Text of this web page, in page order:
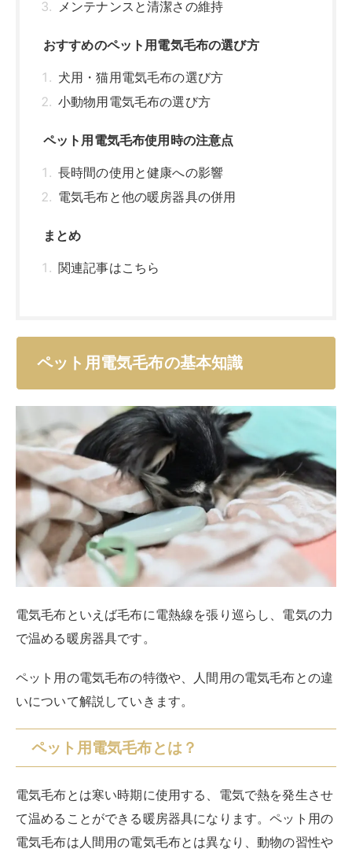
メンテナンスと清潔さの維持
おすすめのペット用電気毛布の選び方
犬用・猫用電気毛布の選び方
小動物用電気毛布の選び方
ペット用電気毛布使用時の注意点
長時間の使用と健康への影響
電気毛布と他の暖房器具の併用
まとめ
関連記事はこちら
ペット用電気毛布の基本知識
電気毛布といえば毛布に電熱線を張り巡らし、電気の力
で温める暖房器具です。
ペット用の電気毛布の特徴や、人間用の電気毛布との違
いについて解説していきます。
ペット用電気毛布とは？
電気毛布とは寒い時期に使用する、電気で熱を発生させ
て温めることができる暖房器具になります。ペット用の
電気毛布は人間用の電気毛布とは異なり、動物の習性や